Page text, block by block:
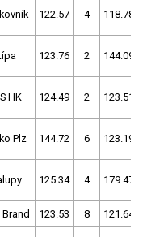
122.57 4 118.78
123.76 2 144.09
HK 124.49 2 123.51
Plz 144.72 6 123.19
125.34 4 179.47
Brand 123.53 8 121.64